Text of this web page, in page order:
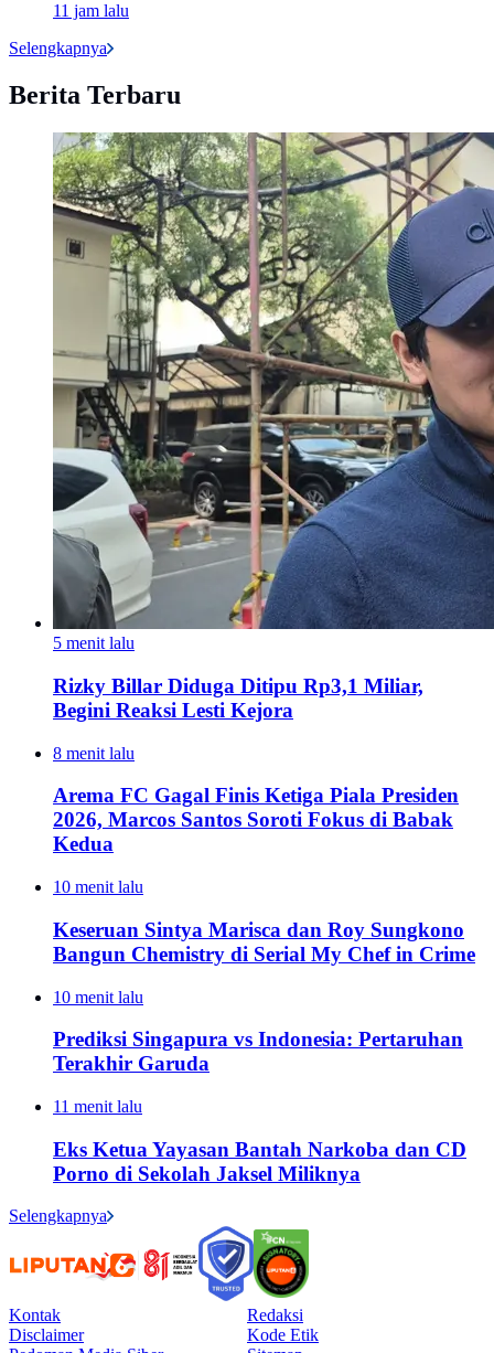
11 jam lalu
Selengkapnya
Berita Terbaru
5 menit lalu
Rizky Billar Diduga Ditipu Rp3,1 Miliar,
Begini Reaksi Lesti Kejora
8 menit lalu
Arema FC Gagal Finis Ketiga Piala Presiden
2026, Marcos Santos Soroti Fokus di Babak
Kedua
10 menit lalu
Keseruan Sintya Marisca dan Roy Sungkono
Bangun Chemistry di Serial My Chef in Crime
10 menit lalu
Prediksi Singapura vs Indonesia: Pertaruhan
Terakhir Garuda
11 menit lalu
Eks Ketua Yayasan Bantah Narkoba dan CD
Porno di Sekolah Jaksel Miliknya
Selengkapnya
Kontak
Redaksi
Disclaimer
Kode Etik